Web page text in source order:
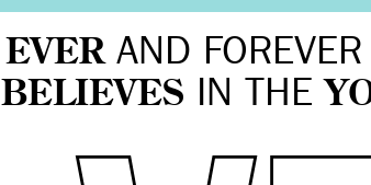
EVERAND FOREVER
BELIEVES IN THE